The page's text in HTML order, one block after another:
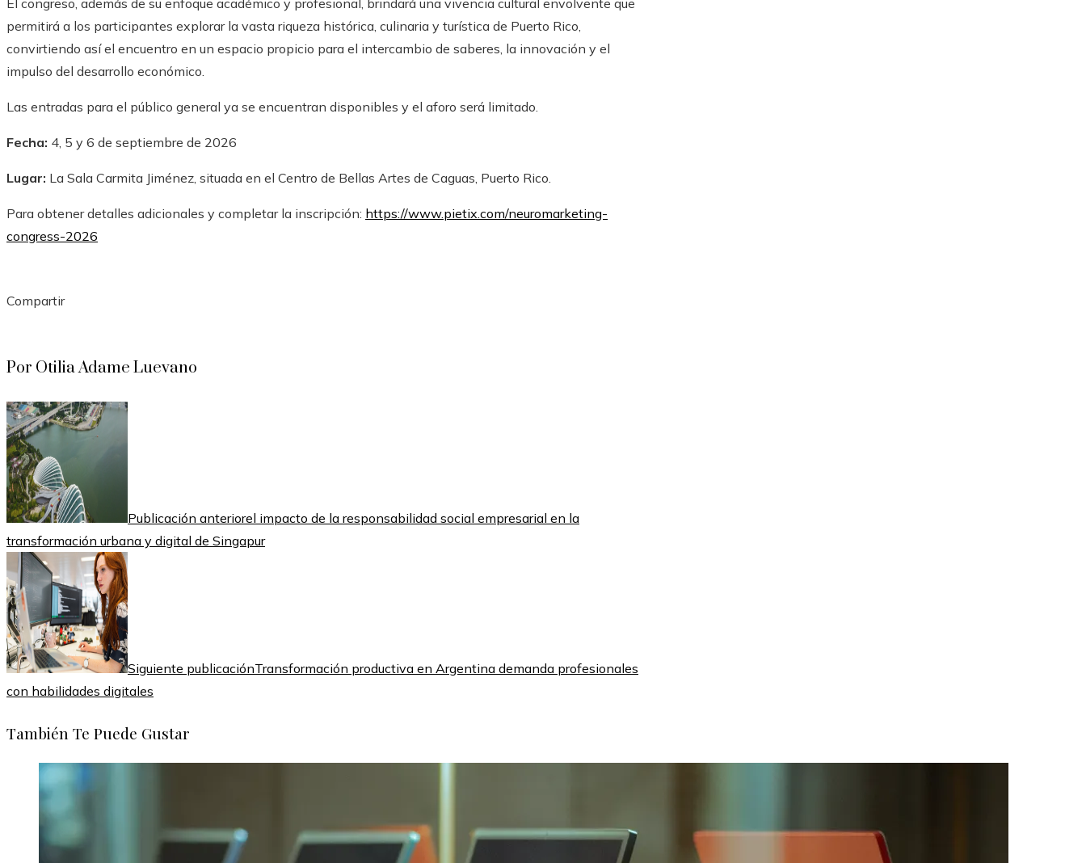
El congreso, además de su enfoque académico y profesional, brindará una vivencia cultural envolvente que
permitirá a los participantes explorar la vasta riqueza histórica, culinaria y turística de Puerto Rico,
convirtiendo así el encuentro en un espacio propicio para el intercambio de saberes, la innovación y el
impulso del desarrollo económico.
Las entradas para el público general ya se encuentran disponibles y el aforo será limitado.
Fecha: 4, 5 y 6 de septiembre de 2026
Lugar: La Sala Carmita Jiménez, situada en el Centro de Bellas Artes de Caguas, Puerto Rico.
Para obtener detalles adicionales y completar la inscripción: https://www.pietix.com/neuromarketing-
congress-2026
Compartir
Por Otilia Adame Luevano
Publicación anteriorel impacto de la responsabilidad social empresarial en la
transformación urbana y digital de Singapur
Siguiente publicaciónTransformación productiva en Argentina demanda profesionales
con habilidades digitales
También Te Puede Gustar